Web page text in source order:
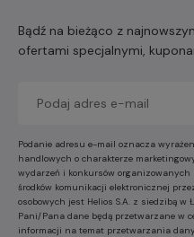
Bądź na bieżąco z
ofertami specjalnymi,
Podanie adresu e-mail oznacza
handlowych o charakterze
wydarzeń i konkursów organizowanych
środków komunikacji elektronicznej
osobowych jest Helios S.A. z siedzibą
Pani/Pana dane będą przetwarzane w
informacji na temat przetwarzania